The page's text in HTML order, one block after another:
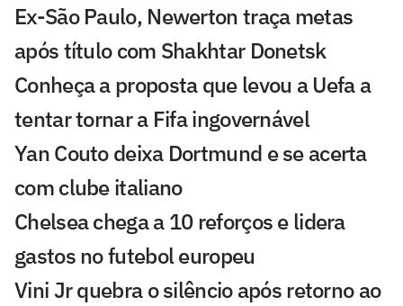
Ex-São Paulo, Newerton traça metas
após título com Shakhtar Donetsk
Conheça a proposta que levou a Uefa a
tentar tornar a Fifa ingovernável
Yan Couto deixa Dortmund e se acerta
com clube italiano
Chelsea chega a 10 reforços e lidera
gastos no futebol europeu
Vini Jr quebra o silêncio após retorno ao